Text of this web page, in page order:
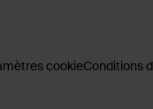
cookieConditions